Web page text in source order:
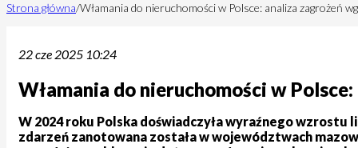
Strona główna/Włamania do nieruchomości w Polsce: analiza zagrożeń
22 cze 2025 10:24
Włamania do nieruchomości w
W 2024 roku Polska doświadczyła wyraźnego wzrostu
zdarzeń zanotowana została w województwach